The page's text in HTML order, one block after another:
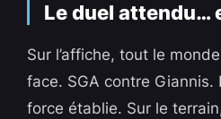
Le duel attendu…
Sur l’affiche, tout le
face. SGA contre Giannis.
force établie. Sur le